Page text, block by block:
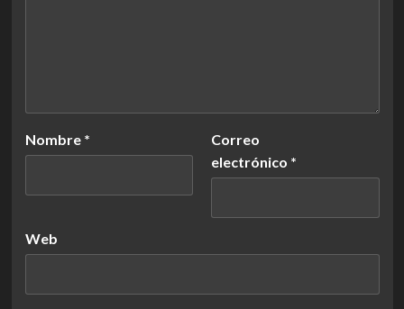
Nombre *
Correo
electrónico *
Web